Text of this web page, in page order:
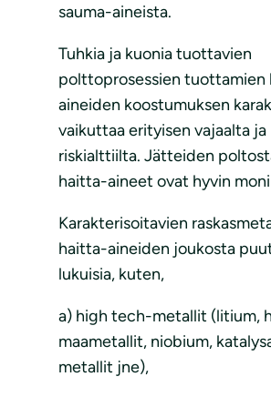
sauma-aineista.
Tuhkia ja kuonia tuottavien
polttoprosessien tuottamien
aineiden koostumuksen
vaikuttaa erityisen vajaalta ja
riskialttiilta. Jätteiden
haitta-aineet ovat hyvin
Karakterisoitavien
haitta-aineiden joukosta
lukuisia, kuten,
a) high tech-metallit (litium,
maametallit, niobium,
metallit jne),